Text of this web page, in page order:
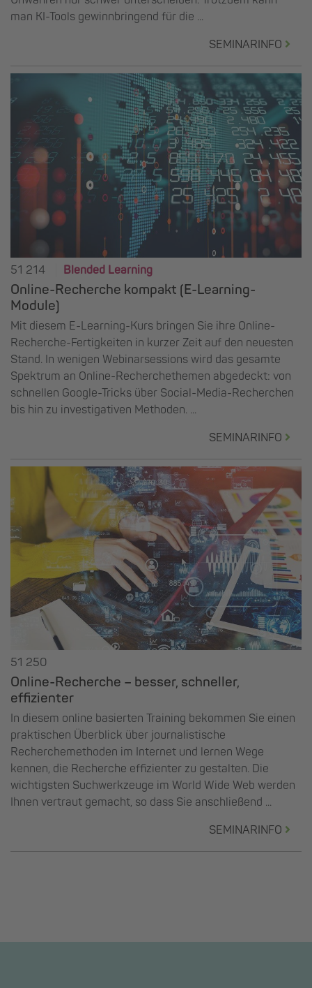
man KI-Tools gewinnbringend für die ...
SEMINARINFO
51 214 Blended Learning
Online-Recherche kompakt (E-Learning-
Module)
Mit diesem E-Learning-Kurs bringen Sie ihre Online-
Recherche-Fertigkeiten in kurzer Zeit auf den neuesten
Stand. In wenigen Webinarsessions wird das gesamte
Spektrum an Online-Recherchethemen abgedeckt: von
schnellen Google-Tricks über Social-Media-Recherchen
bis hin zu investigativen Methoden. ...
SEMINARINFO
51 250
Online-Recherche – besser, schneller,
effizienter
In diesem online basierten Training bekommen Sie einen
praktischen Überblick über journalistische
Recherchemethoden im Internet und lernen Wege
kennen, die Recherche effizienter zu gestalten. Die
wichtigsten Suchwerkzeuge im World Wide Web werden
Ihnen vertraut gemacht, so dass Sie anschließend ...
SEMINARINFO